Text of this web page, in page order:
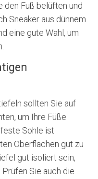
den Fuß belüften und
Sneaker aus dünnem
eine gute Wahl, um
sollten Sie auf
um Ihre Füße
Sohle ist
Oberflächen gut zu
gut isoliert sein,
Sie auch die